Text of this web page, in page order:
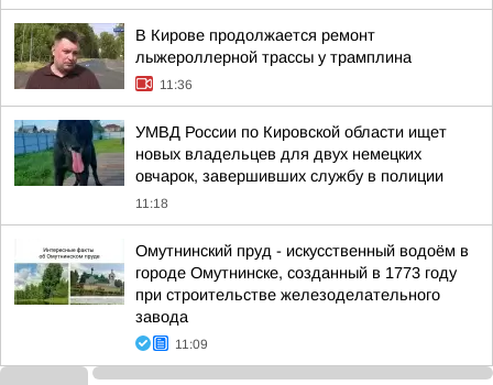
В Кирове продолжается ремонт
лыжероллерной трассы у трамплина
11:36
УМВД России по Кировской области ищет
новых владельцев для двух немецких
овчарок, завершивших службу в полиции
11:18
Омутнинский пруд - искусственный водоём в
городе Омутнинске, созданный в 1773 году
при строительстве железоделательного
завода
11:09